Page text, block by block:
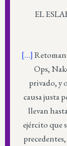
EL
[…]
Ops,
privado, y
causa justa
llevan
ejército que